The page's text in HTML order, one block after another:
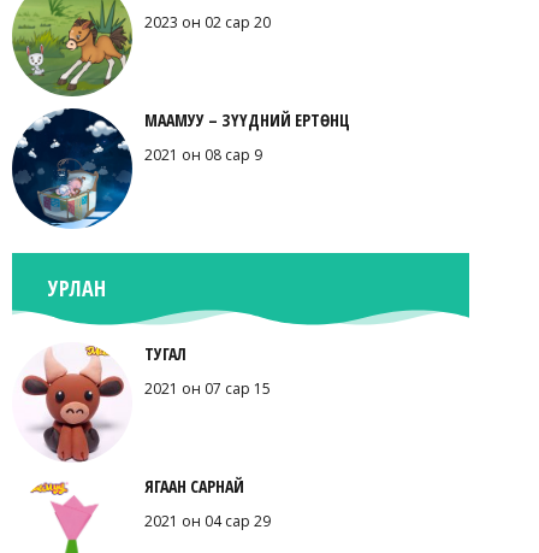
2023 он 02 сар 20
МААМУУ – ЗҮҮДНИЙ ЕРТӨНЦ
2021 он 08 сар 9
УРЛАН
ТУГАЛ
2021 он 07 сар 15
ЯГААН САРНАЙ
2021 он 04 сар 29